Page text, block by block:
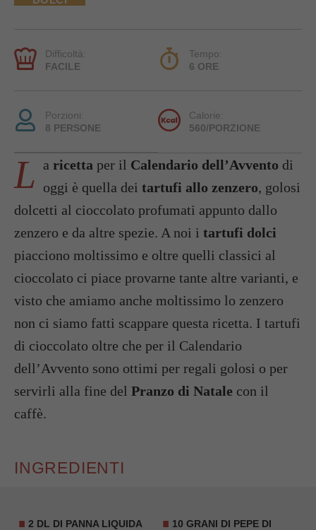
Difficoltà:
FACILE
Tempo:
6 ORE
Porzioni:
8 PERSONE
Calorie:
560/PORZIONE
L a ricetta per il Calendario dell’Avvento di
oggi è quella dei tartufi allo zenzero, golosi
dolcetti al cioccolato profumati appunto dallo
zenzero e da altre spezie. A noi i tartufi dolci
piacciono moltissimo e oltre quelli classici al
cioccolato ci piace provarne tante altre varianti, e
visto che amiamo anche moltissimo lo zenzero
non ci siamo fatti scappare questa ricetta. I tartufi
di cioccolato oltre che per il Calendario
dell’Avvento sono ottimi per regali golosi o per
servirli alla fine del Pranzo di Natale con il
caffè.
INGREDIENTI
2 DL DI PANNA LIQUIDA
10 GRANI DI PEPE DI